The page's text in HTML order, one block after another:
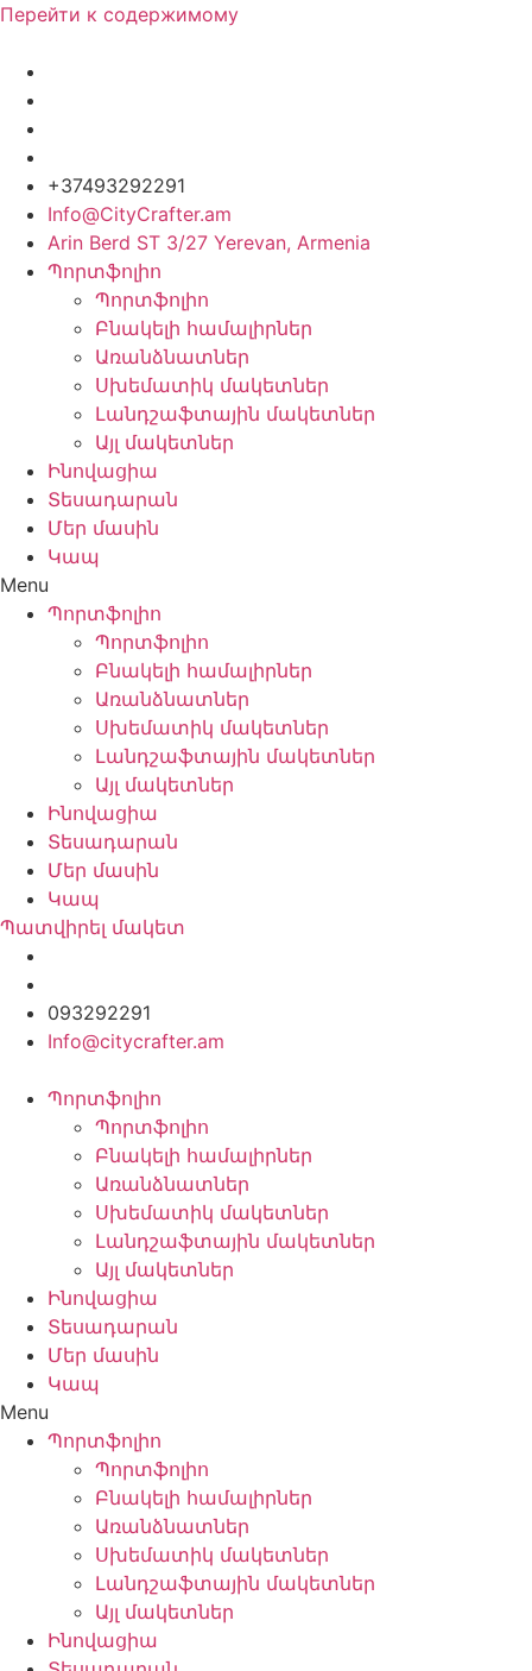
Перейти к содержимому
+37493292291
Info@CityCrafter.am
Arin Berd ST 3/27 Yerevan, Armenia
Պորտֆոլիո
Պորտֆոլիո
Բնակելի համալիրներ
Առանձնատներ
Սխեմատիկ մակետներ
Լանդշաֆտային մակետներ
Այլ մակետներ
Ինովացիա
Տեսադարան
Մեր մասին
Կապ
Menu
Պորտֆոլիո
Պորտֆոլիո
Բնակելի համալիրներ
Առանձնատներ
Սխեմատիկ մակետներ
Լանդշաֆտային մակետներ
Այլ մակետներ
Ինովացիա
Տեսադարան
Մեր մասին
Կապ
Պատվիրել մակետ
093292291
Info@citycrafter.am
Պորտֆոլիո
Պորտֆոլիո
Բնակելի համալիրներ
Առանձնատներ
Սխեմատիկ մակետներ
Լանդշաֆտային մակետներ
Այլ մակետներ
Ինովացիա
Տեսադարան
Մեր մասին
Կապ
Menu
Պորտֆոլիո
Պորտֆոլիո
Բնակելի համալիրներ
Առանձնատներ
Սխեմատիկ մակետներ
Լանդշաֆտային մակետներ
Այլ մակետներ
Ինովացիա